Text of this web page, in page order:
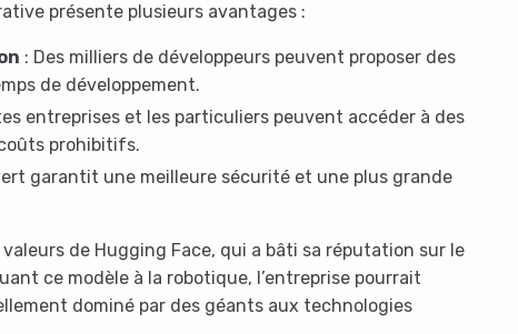
présente plusieurs avantages :
: Des milliers de développeurs peuvent proposer des
de développement.
entreprises et les particuliers peuvent accéder à des
prohibitifs.
garantit une meilleure sécurité et une plus grande
de Hugging Face, qui a bâti sa réputation sur le
ce modèle à la robotique, l’entreprise pourrait
dominé par des géants aux technologies